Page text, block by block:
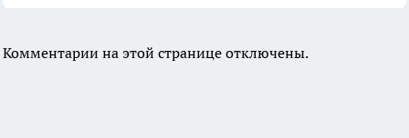
Комментарии на этой странице отключены.